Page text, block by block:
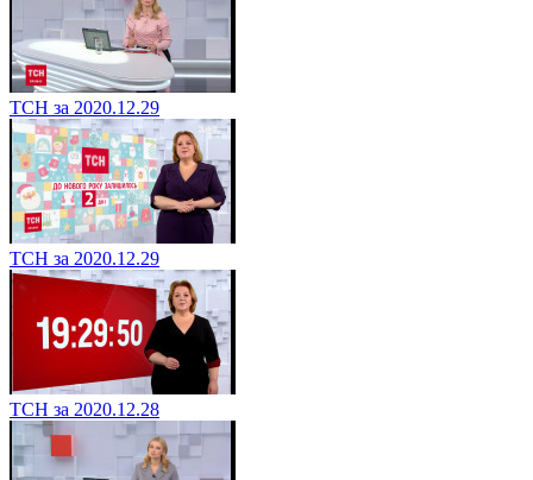
ТСН за 2020.12.29
ТСН за 2020.12.29
ТСН за 2020.12.28